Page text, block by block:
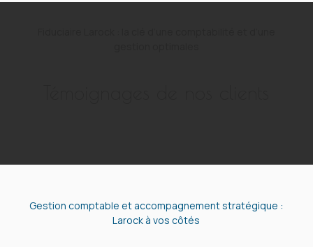
Gestion comptable et accompagnement stratégique :
Larock à vos côtés